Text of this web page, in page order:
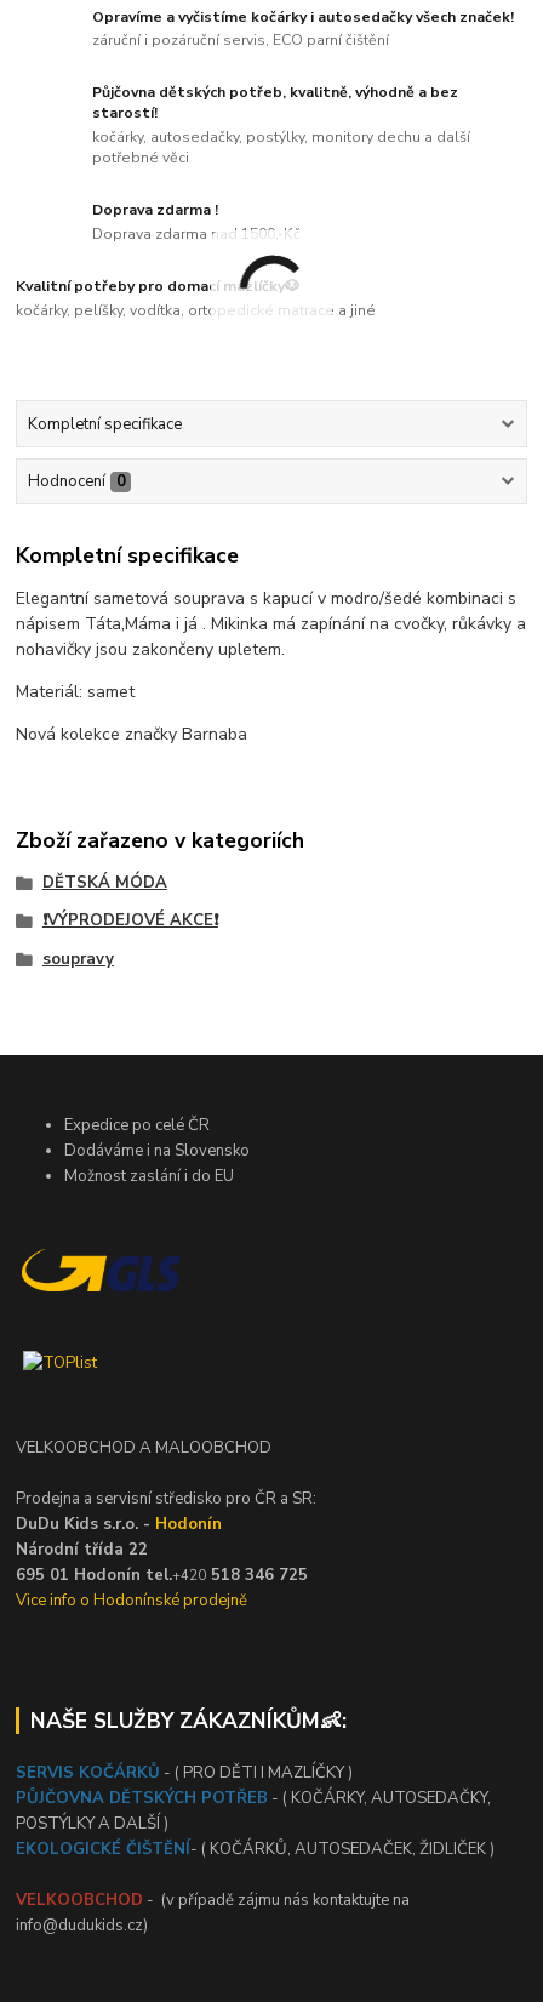
Opravíme a vyčistíme kočárky i autosedačky všech značek!
záruční i pozáruční servis, ECO parní čištění
Půjčovna dětských potřeb, kvalitně, výhodně a bez
starostí!
kočárky, autosedačky, postýlky, monitory dechu a další
potřebné věci
Doprava zdarma !
Doprava zdarma nad 1500,-Kč.
Kvalitní potřeby pro domací mazlíčky🐶
kočárky, pelíšky, vodítka, ortopedické matrace a jiné
Kompletní specifikace
Hodnocení 0
Kompletní specifikace
Elegantní sametová souprava s kapucí v modro/šedé kombinaci s
nápisem Táta,Máma i já . Mikinka má zapínání na cvočky, růkávky a
nohavičky jsou zakončeny upletem.
Materiál: samet
Nová kolekce značky Barnaba
Zboží zařazeno v kategoriích
DĚTSKÁ MÓDA
❗VÝPRODEJOVÉ AKCE❗
soupravy
Expedice po celé ČR
Dodáváme i na Slovensko
Možnost zaslání i do EU
VELKOOBCHOD A MALOOBCHOD
Prodejna a servisní středisko pro ČR a SR:
DuDu Kids s.r.o. - Hodonín
Národní třída 22
695 01 Hodonín tel.+420 518 346 725
Vice info o Hodonínské prodejně
NAŠE SLUŽBY ZÁKAZNÍKŮM👶:
SERVIS KOČÁRKŮ - ( PRO DĚTI I MAZLÍČKY )
PŮJČOVNA DĚTSKÝCH POTŘEB - ( KOČÁRKY, AUTOSEDAČKY,
POSTÝLKY A DALŠÍ )
EKOLOGICKÉ ČIŠTĚNÍ- ( KOČÁRKŮ, AUTOSEDAČEK, ŽIDLIČEK )
VELKOOBCHOD - (v případě zájmu nás kontaktujte na
info@dudukids.cz)